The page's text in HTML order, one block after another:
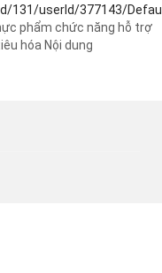
131/userId/377143/
phẩm chức năng hỗ trợ
hóa Nội dung